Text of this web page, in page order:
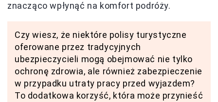
znacząco wpłynąć na komfort podróży.
Czy wiesz, że niektóre polisy turystyczne
oferowane przez tradycyjnych
ubezpieczycieli mogą obejmować nie tylko
ochronę zdrowia, ale również zabezpieczenie
w przypadku utraty pracy przed wyjazdem?
To dodatkowa korzyść, która może przynieść